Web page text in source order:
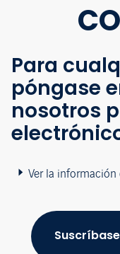
Para
póngase
nosotros
Ver la